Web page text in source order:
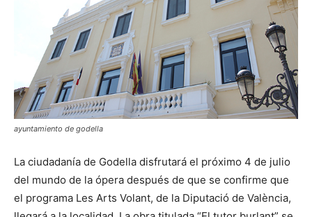
ayuntamiento de godella
La ciudadanía de Godella disfrutará el próximo 4 de julio
del mundo de la ópera después de que se confirme que
el programa Les Arts Volant, de la Diputació de València,